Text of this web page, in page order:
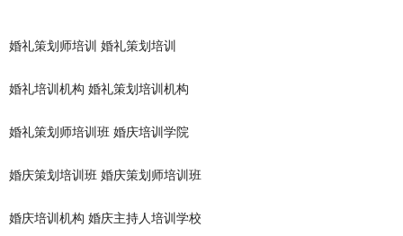
婚礼策划师培训 婚礼策划培训
婚礼培训机构 婚礼策划培训机构
婚礼策划师培训班 婚庆培训学院
婚庆策划培训班 婚庆策划师培训班
婚庆培训机构 婚庆主持人培训学校